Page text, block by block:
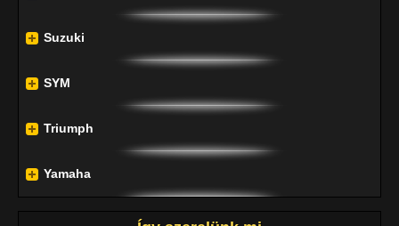
Suzuki
SYM
Triumph
Yamaha